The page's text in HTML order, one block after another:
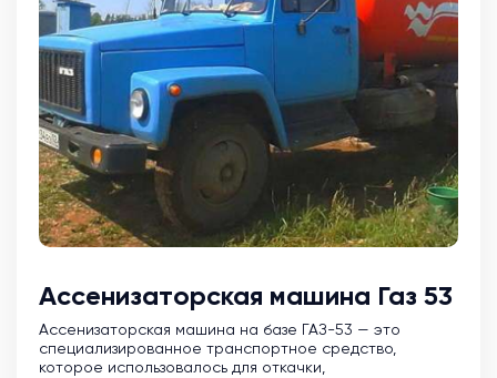
Ассенизаторская машина Газ 53
Ассенизаторская машина на базе ГАЗ-53 — это
специализированное транспортное средство,
которое использовалось для откачки,